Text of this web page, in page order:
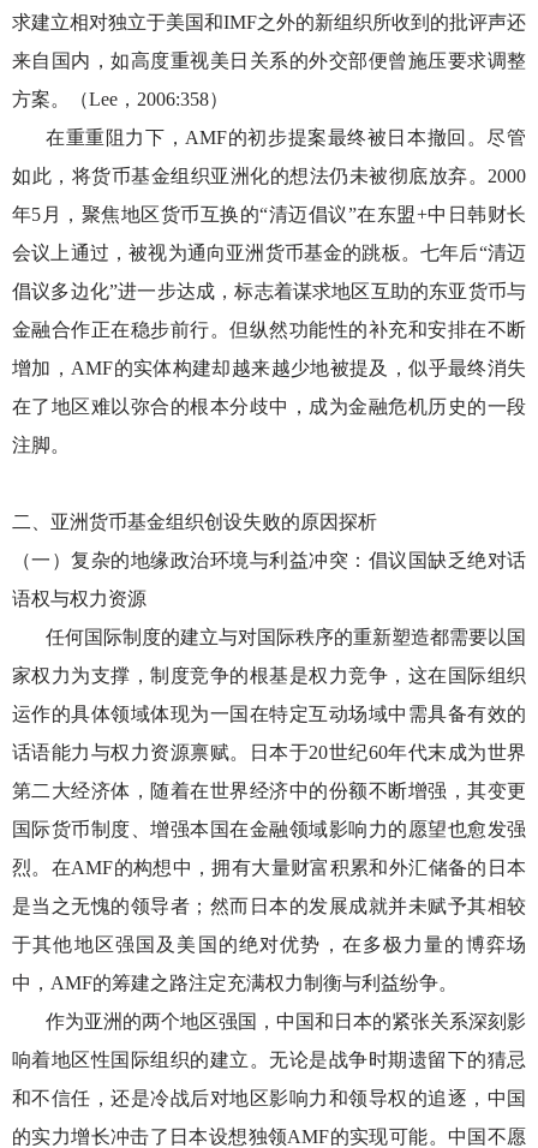
求建立相对独立于美国和IMF之外的新组织所收到的批评声还
来自国内，如高度重视美日关系的外交部便曾施压要求调整
方案。（Lee，2006:358）
在重重阻力下， AMF的初步提案最终被日本撤回。尽管
如此，将货币基金组织亚洲化的想法仍未被彻底放弃。2000
年5月，聚焦地区货币互换的“清迈倡议”在东盟+中日韩财长
会议上通过，被视为通向亚洲货币基金的跳板。七年后“清迈
倡议多边化”进一步达成，标志着谋求地区互助的东亚货币与
金融合作正在稳步前行。但纵然功能性的补充和安排在不断
增加，AMF的实体构建却越来越少地被提及，似乎最终消失
在了地区难以弥合的根本分歧中，成为金融危机历史的一段
注脚。
二、亚洲货币基金组织创设失败的原因探析
（一）复杂的地缘政治环境与利益冲突：倡议国缺乏绝对话
语权与权力资源
任何国际制度的建立与对国际秩序的重新塑造都需要以国
家权力为支撑，制度竞争的根基是权力竞争，这在国际组织
运作的具体领域体现为一国在特定互动场域中需具备有效的
话语能力与权力资源禀赋。日本于20世纪60年代末成为世界
第二大经济体，随着在世界经济中的份额不断增强，其变更
国际货币制度、增强本国在金融领域影响力的愿望也愈发强
烈。在AMF的构想中，拥有大量财富积累和外汇储备的日本
是当之无愧的领导者；然而日本的发展成就并未赋予其相较
于其他地区强国及美国的绝对优势，在多极力量的博弈场
中，AMF的筹建之路注定充满权力制衡与利益纷争。
作为亚洲的两个地区强国，中国和日本的紧张关系深刻影
响着地区性国际组织的建立。无论是战争时期遗留下的猜忌
和不信任，还是冷战后对地区影响力和领导权的追逐，中国
的实力增长冲击了日本设想独领AMF的实现可能。中国不愿